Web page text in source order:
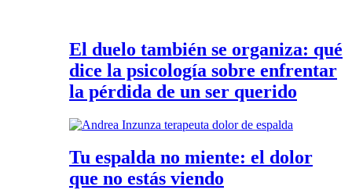
El duelo también se organiza: qué
dice la psicología sobre enfrentar
la pérdida de un ser querido
Tu espalda no miente: el dolor
que no estás viendo